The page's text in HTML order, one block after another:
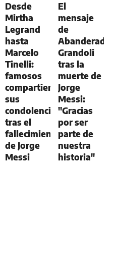
Desde
Mirtha
Legrand
hasta
Marcelo
Tinelli:
famosos
compartieron
sus
condolencias
tras el
fallecimiento
de Jorge
Messi
El
mensaje
de
Abanderado
Grandoli
tras la
muerte de
Jorge
Messi:
"Gracias
por ser
parte de
nuestra
historia"